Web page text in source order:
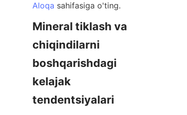
Aloqa
Mineral tiklash va
chiqindilarni
boshqarishdagi
kelajak